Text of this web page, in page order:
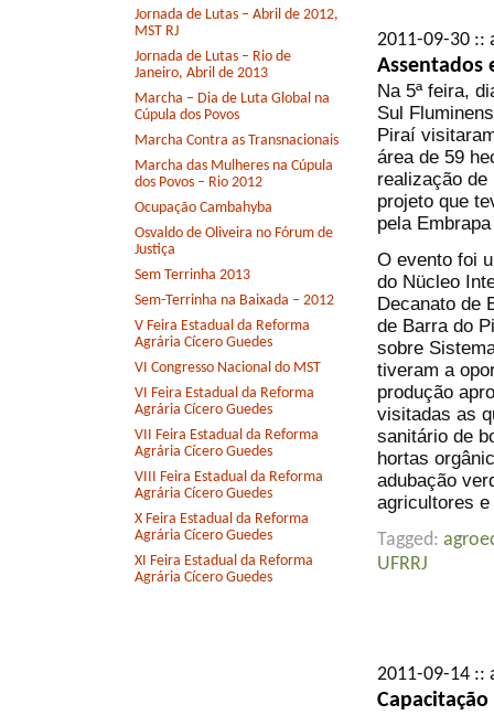
Jornada de Lutas – Abril de 2012,
MST RJ
Jornada de Lutas – Rio de
Janeiro, Abril de 2013
Marcha – Dia de Luta Global na
Cúpula dos Povos
Marcha Contra as Transnacionais
Marcha das Mulheres na Cúpula
dos Povos – Rio 2012
Ocupação Cambahyba
Osvaldo de Oliveira no Fórum de
Justiça
Sem Terrinha 2013
Sem-Terrinha na Baixada – 2012
V Feira Estadual da Reforma
Agrária Cícero Guedes
VI Congresso Nacional do MST
VI Feira Estadual da Reforma
Agrária Cícero Guedes
VII Feira Estadual da Reforma
Agrária Cícero Guedes
VIII Feira Estadual da Reforma
Agrária Cícero Guedes
X Feira Estadual da Reforma
Agrária Cícero Guedes
XI Feira Estadual da Reforma
Agrária Cícero Guedes
2011-09-30
Assentados
Na 5ª feira,
Sul
Piraí
área de 59
realização de
projeto que
pela
O evento foi
do Nücleo
Decanato de
de Barra do
sobre
tiveram a
produção
visitadas as
sanitário de
hortas
adubação
agricultores
Tagged:
UFRRJ
2011-09-14